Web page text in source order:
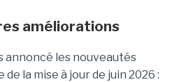
améliorations
annoncé les nouveautés
la mise à jour de juin 2026 :